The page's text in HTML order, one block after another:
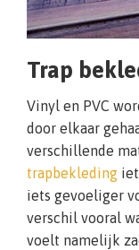
Trap
Vinyl en PVC
door elkaar
verschillende
trapbekleding
iets gevoeliger
verschil vooral
voelt namelijk